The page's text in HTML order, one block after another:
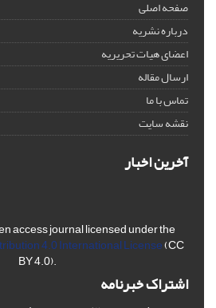
صفحه اصلی
درباره نشریه
اعضای هیات تحریریه
ارسال مقاله
تماس با ما
نقشه سایت
آخرین اخبار
access journal licensed under the
4.0 International License(CC
BY 4.0).
اشتراک خبرنامه